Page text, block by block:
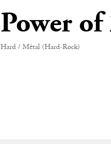
Power of
Hard / Métal (Hard-Rock)